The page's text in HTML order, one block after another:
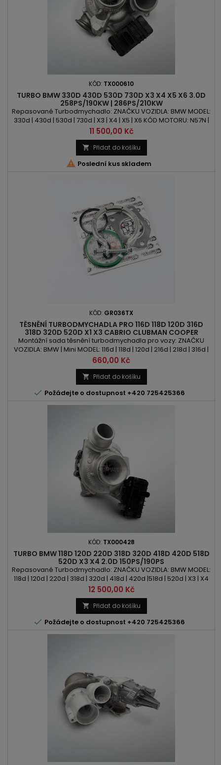
KÓD: TX000610
TURBO BMW 330D 430D 530D 730D X3 X4 X5 X6 3.0D
258PS/190KW | 286PS/210KW
Repasované Turbodmychadlo: ZNAČKU VOZIDLA: BMW MODEL:
330d | 430d | 530d | 730d | X3 | X4 | X5 | X6 KÓD MOTORU: N57N |
N 57 D30 A OBSAH: 2993ccm 3.0d VÝKON: 258PS/190kW |
286PS/210kW ROK VÝROBY: 2011 -
Cena
11 500,00 Kč
 Přidat do košíku
 Poslední kus skladem
KÓD: GR036TX
TĚSNĚNÍ TURBODMYCHADLA PRO 116D 118D 120D 316D
318D 320D 520D X1 X3 CABRIO CLUBMAN COOPER
COUNTRYMAN COUPE PACEMAN ROADSTER 2.0D
Montážní sada těsnění turbodmychadla pro vozy: ZNAČKU
VOZIDLA: BMW | Mini MODEL: 116d | 118d | 120d | 216d | 218d | 316d |
318d | 320d | 418d | 520d | X1 | X3 | Cabrio | Clubman | Cooper |
Countryman | Coupe | Paceman | Roadster KÓD MOTORU:
N47OL | N47D20 | M47D20 | N47C20A | N47D16A | N47D20A |
N47D20C | M47204D1 | N47TUEOL OBSAH: 1951ccm 2.0d |...
Cena
660,00 Kč
 Přidat do košíku
 Požádejte o dostupnost +420 725425366
KÓD: TX000428
TURBO BMW 118D 120D 220D 318D 320D 418D 420D 518D
520D X3 X4 2.0D 150PS/190PS
Repasované Turbodmychadlo: ZNAČKU VOZIDLA: BMW MODEL:
118d | 120d | 220d | 318d | 320d | 418d | 420d |518d | 520d | X3 | X4
KÓD MOTORU: B47D20A OBSAH: 1995ccm | 2.0d VÝKON:
150PS/110kW | 190PS/ 140kW ROK VÝROBY: 2013 -
Cena
12 500,00 Kč
 Přidat do košíku
 Požádejte o dostupnost +420 725425366